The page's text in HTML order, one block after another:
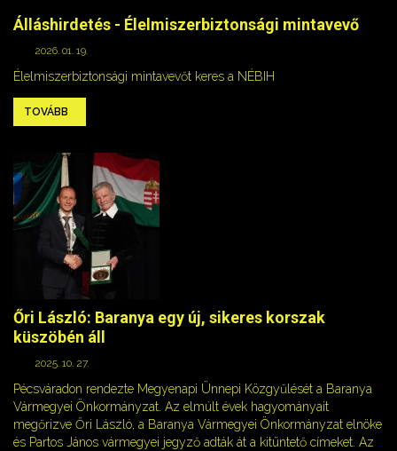
Álláshirdetés - Élelmiszerbiztonsági mintavevő
2026. 01. 19.
Élelmiszerbiztonsági mintavevőt keres a NÉBIH
TOVÁBB
Őri László: Baranya egy új, sikeres korszak
küszöbén áll
2025. 10. 27.
Pécsváradon rendezte Megyenapi Ünnepi Közgyűlését a Baranya
Vármegyei Önkormányzat. Az elmúlt évek hagyományait
megőrizve Őri László, a Baranya Vármegyei Önkormányzat elnöke
és Partos János vármegyei jegyző adták át a kitüntető címeket. Az